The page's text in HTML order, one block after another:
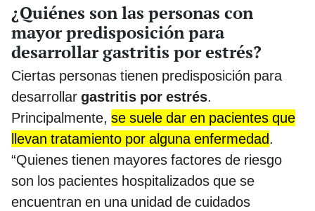
¿Quiénes son las personas con
mayor predisposición para
desarrollar gastritis por estrés?
Ciertas personas tienen predisposición para
desarrollar gastritis por estrés.
Principalmente, se suele dar en pacientes que
llevan tratamiento por alguna enfermedad.
“Quienes tienen mayores factores de riesgo
son los pacientes hospitalizados que se
encuentran en una unidad de cuidados